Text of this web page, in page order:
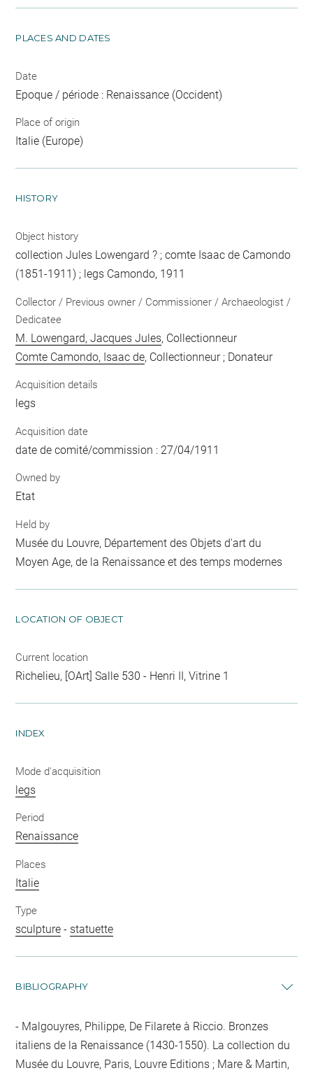
PLACES AND DATES
Date
Epoque / période : Renaissance (Occident)
Place of origin
Italie (Europe)
HISTORY
Object history
collection Jules Lowengard ? ; comte Isaac de Camondo
(1851-1911) ; legs Camondo, 1911
Collector / Previous owner / Commissioner / Archaeologist /
Dedicatee
M. Lowengard, Jacques Jules, Collectionneur
Comte Camondo, Isaac de, Collectionneur ; Donateur
Acquisition details
legs
Acquisition date
date de comité/commission : 27/04/1911
Owned by
Etat
Held by
Musée du Louvre, Département des Objets d'art du
Moyen Age, de la Renaissance et des temps modernes
LOCATION OF OBJECT
Current location
Richelieu, [OArt] Salle 530 - Henri II, Vitrine 1
INDEX
Mode d'acquisition
legs
Period
Renaissance
Places
Italie
Type
sculpture - statuette
BIBLIOGRAPHY
Malgouyres, Philippe, De Filarete à Riccio. Bronzes
italiens de la Renaissance (1430-1550). La collection du
Musée du Louvre, Paris, Louvre Editions ; Mare & Martin,